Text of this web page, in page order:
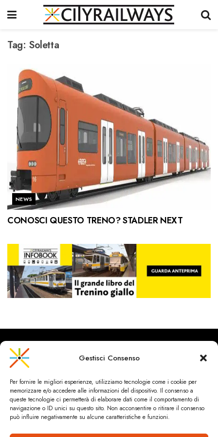
Gestisci Consenso
Per fornire le migliori esperienze, utilizziamo tecnologie come i cookie per
memorizzare e/o accedere alle informazioni del dispositivo. Il consenso a
queste tecnologie ci permetterà di elaborare dati come il comportamento di
navigazione o ID unici su questo sito. Non acconsentire o ritirare il consenso
può influire negativamente su alcune caratteristiche e funzioni.
Tag: Soletta
NEWS
CONOSCI QUESTO TRENO? STADLER NEXT
CityRailways è un sito indipendente che discute argomenti di
urbanistica e trasporto collettivo argomentando con metodo
scientifico sulla base di dati ed esperienze.
HOME CHI SIAMO & CONTATTI PRIVACY & COOKIES